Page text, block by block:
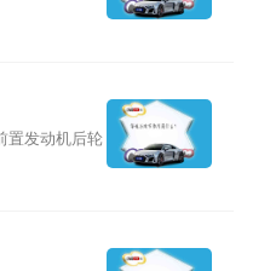
置发动机后轮